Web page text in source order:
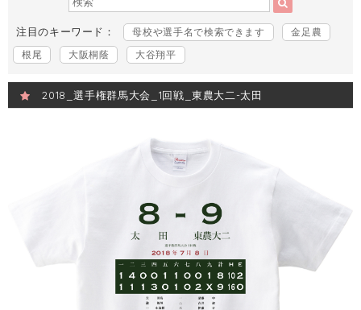
注目のキーワード： 母校や選手名で検索できます
金足農
根尾
大阪桐蔭 大谷翔平
2018_選手権群馬大会_1回戦_東農大二-太田